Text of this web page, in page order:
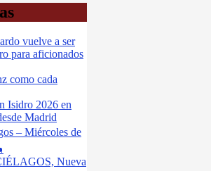
vuelve a ser
para aficionados
como cada
Isidro 2026 en
Madrid
– Miércoles de
Nueva